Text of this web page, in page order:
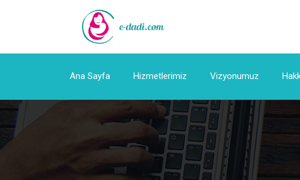
Ana Sayfa Hizmetlerimiz Vizyonumuz